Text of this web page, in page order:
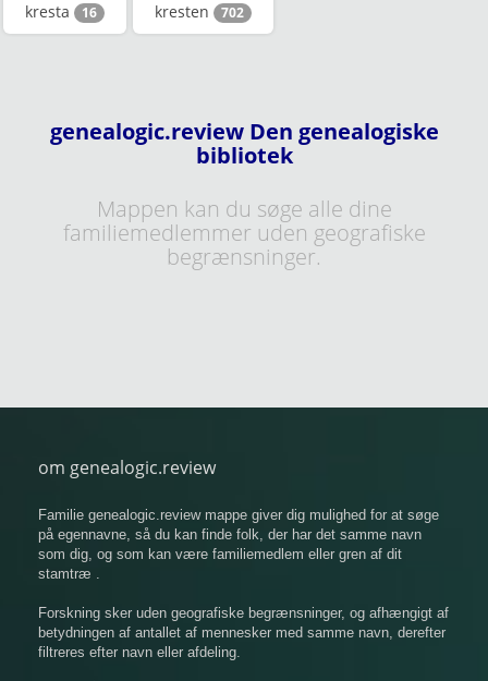
kresta 16 kresten 702
genealogic.review Den genealogiske
bibliotek
Mappen kan du søge alle dine
familiemedlemmer uden geografiske
begrænsninger.
om genealogic.review
Familie genealogic.review mappe giver dig mulighed for at søge
på egennavne, så du kan finde folk, der har det samme navn
som dig, og som kan være familiemedlem eller gren af ​​dit
stamtræ .
Forskning sker uden geografiske begrænsninger, og afhængigt af
betydningen af ​​antallet af mennesker med samme navn, derefter
filtreres efter navn eller afdeling.